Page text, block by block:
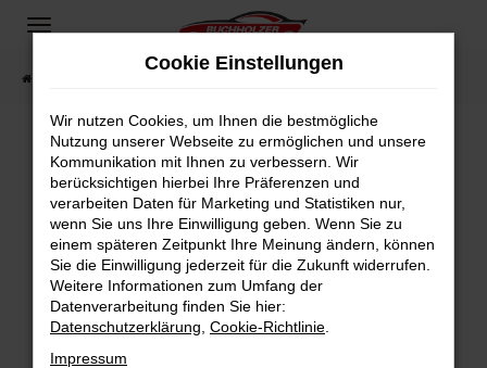
Zum
springen
Fahrzeugsuche
Fehler: Network Error
Beim Laden ist ein Fehler aufgetreten.
Hier sind ein paar Tipps, die dir helfen können:
Überprüfe deine Firewall und deine
Internetverbindung.
Laden andere Webseiten, zum Beispiel deine
Suchmaschine?
Cookie Einstellungen
Wir nutzen Cookies, um Ihnen die bestmögliche
Nutzung unserer Webseite zu ermöglichen und unsere
Kommunikation mit Ihnen zu verbessern. Wir
berücksichtigen hierbei Ihre Präferenzen und
verarbeiten Daten für Marketing und Statistiken nur,
wenn Sie uns Ihre Einwilligung geben. Wenn Sie zu
einem späteren Zeitpunkt Ihre Meinung ändern, können
Sie die Einwilligung jederzeit für die Zukunft widerrufen.
Weitere Informationen zum Umfang der
Datenverarbeitung finden Sie hier:
Datenschutzerklärung Cookie-Richtlinie
Impressum